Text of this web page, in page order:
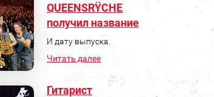
QUEENSRŸCHE
получил название
И дату выпуска.
Читать далее
Гитарист